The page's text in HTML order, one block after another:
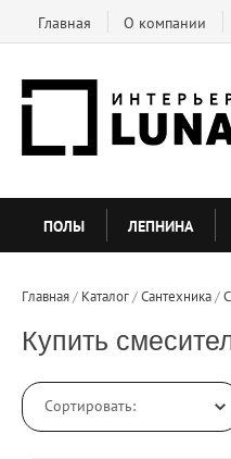
Главная О компании
ПОЛЫ ЛЕПНИНА
Главная / Каталог / Сантехника /
Купить
Сортировать: